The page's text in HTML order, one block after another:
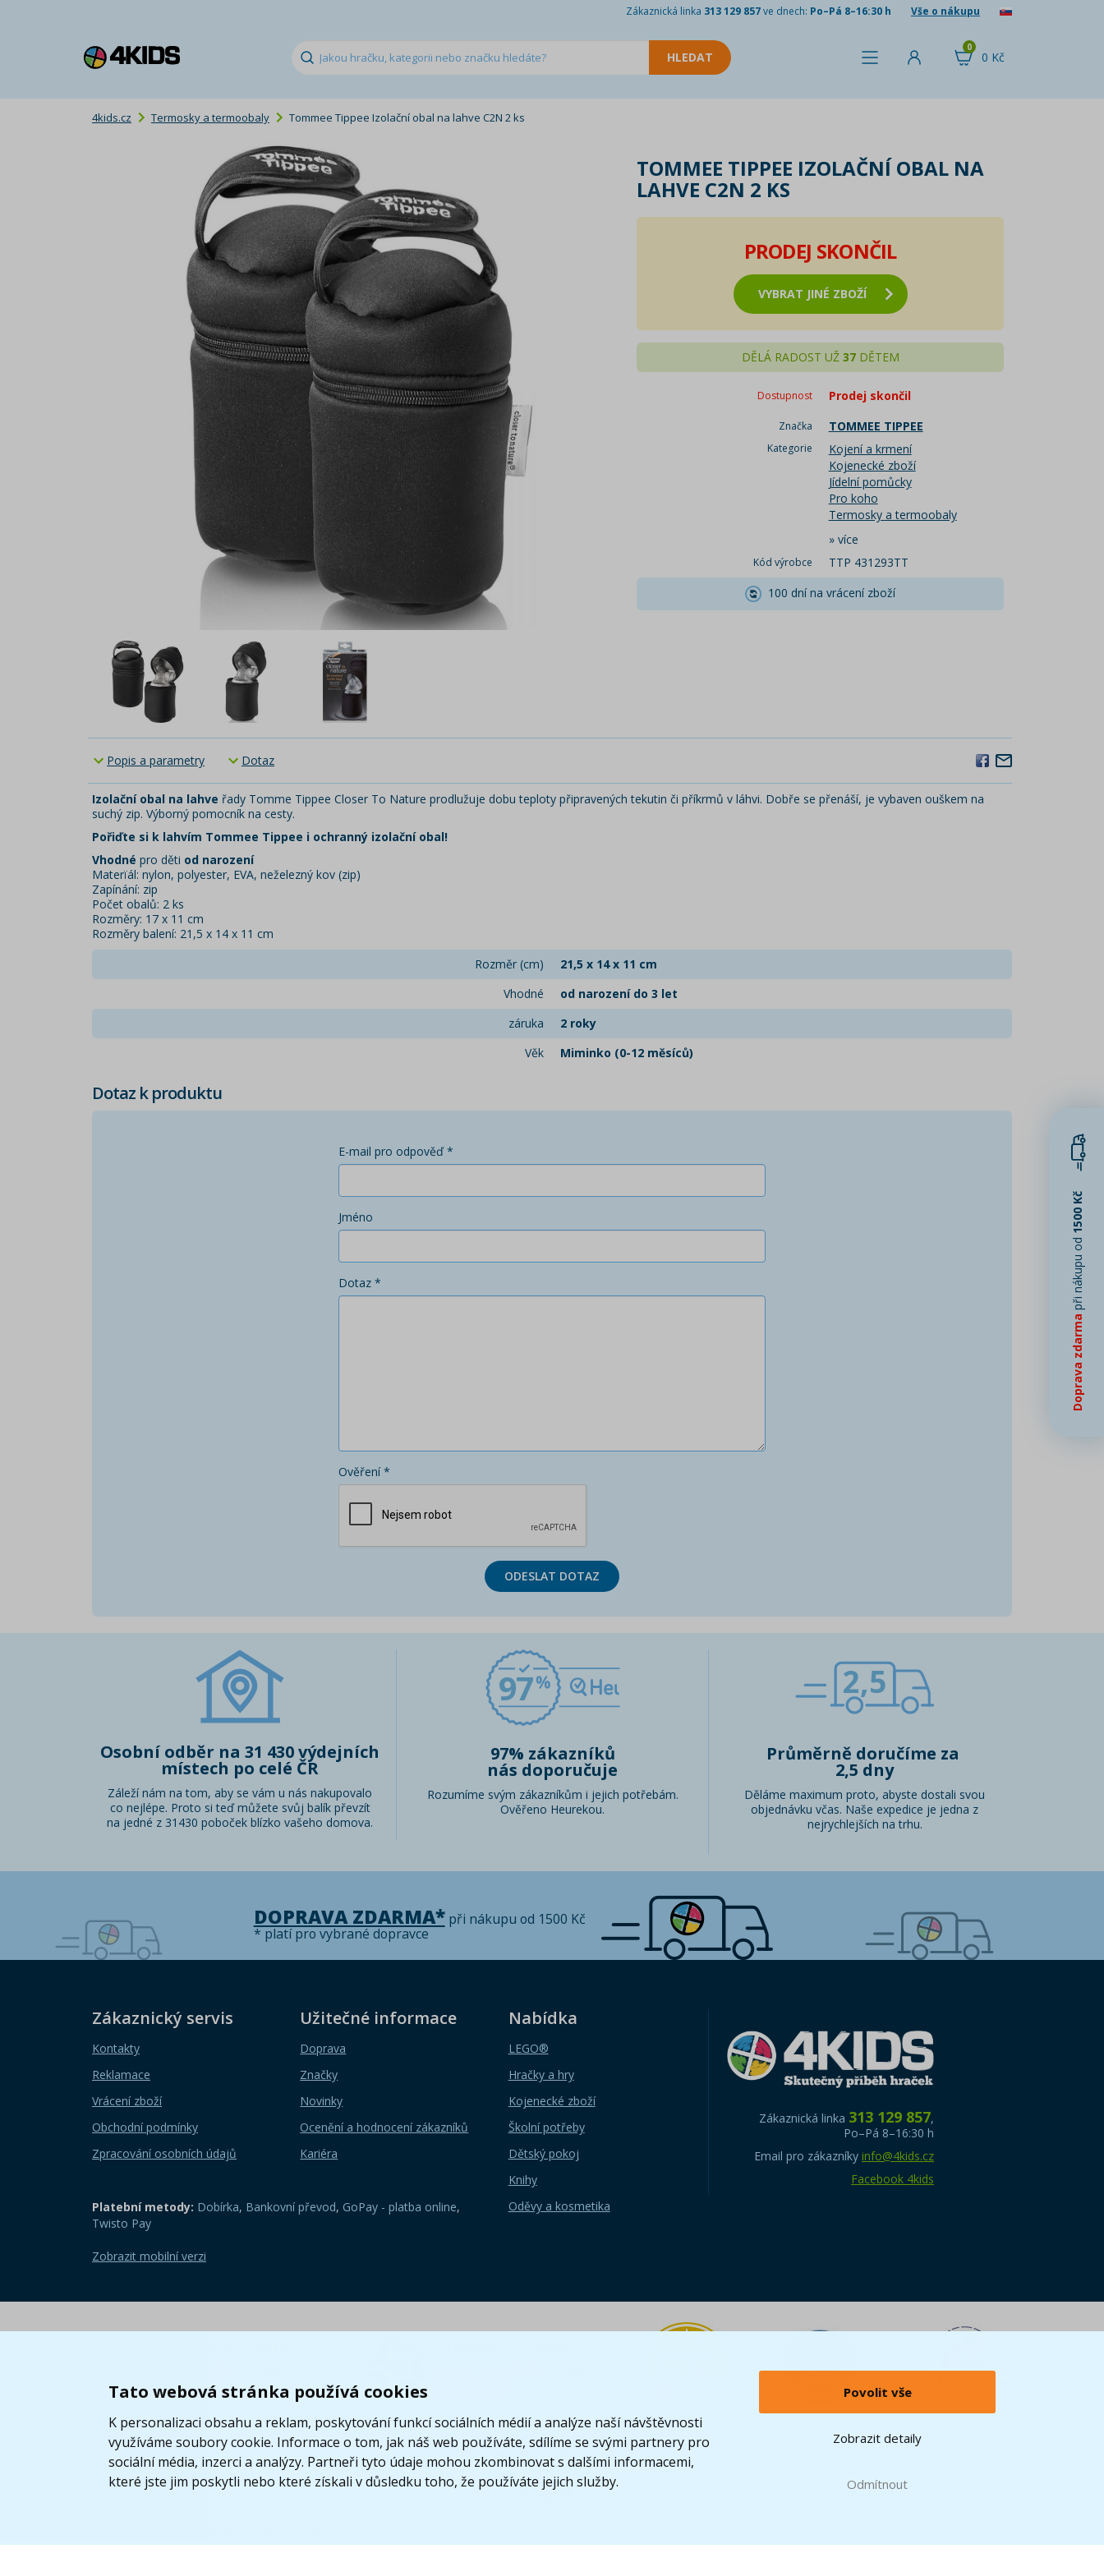
Tato webová stránka používá cookies
K personalizaci obsahu a reklam, poskytování funkcí sociálních médií a analýze naší návštěvnosti
využíváme soubory cookie. Informace o tom, jak náš web používáte, sdílíme se svými partnery pro
sociální média, inzerci a analýzy. Partneři tyto údaje mohou zkombinovat s dalšími informacemi,
které jste jim poskytli nebo které získali v důsledku toho, že používáte jejich služby.
Povolit vše
Zobrazit detaily
Odmítnout
Zákaznická linka 313 129 857ve dnech: Po–Pá 8–16:30 h Vše o nákupu
0 Kč
0
4kids.cz Termosky a termoobaly Tommee Tippee Izolační obal na lahve C2N 2 ks
TOMMEE TIPPEE IZOLAČNÍ OBAL NA
LAHVE C2N 2 KS
PRODEJ SKONČIL
VYBRAT JINÉ ZBOŽÍ
DĚLÁ RADOST UŽ 37DĚTEM
Dostupnost Prodej skončil
Značka TOMMEE TIPPEE
Kategorie
Kojení a krmení
Kojenecké zboží
Jídelní pomůcky
Pro koho
Termosky a termoobaly
» více
Kód výrobce
TTP 431293TT
100 dní na vrácení zboží
Popis a parametry Dotaz
Izolační obal na lahve řady Tomme Tippee Closer To Nature prodlužuje dobu teploty připravených tekutin či příkrmů v láhvi. Dobře se přenáší, je vybaven ouškem na
suchý zip. Výborný pomocník na cesty.
Pořiďte si k lahvím Tommee Tippee i ochranný izolační obal!
Vhodné pro děti od narození
Materïál: nylon, polyester, EVA, neželezný kov (zip)
Zapínání: zip
Počet obalů: 2 ks
Rozměry: 17 x 11 cm
Rozměry balení: 21,5 x 14 x 11 cm
Rozměr (cm)
21,5 x 14 x 11 cm
Vhodné
od narození do 3 let
záruka
2 roky
Věk
Miminko (0-12 měsíců)
Dotaz k produktu
E-mail pro odpověď *
Jméno
Dotaz *
Ověření *
ODESLAT DOTAZ
Osobní odběr na 31 430 výdejních
místech po celé ČR
Záleží nám na tom, aby se vám u nás nakupovalo
co nejlépe. Proto si teď můžete svůj balík převzít
na jedné z 31430 poboček blízko vašeho domova.
97
97% zákazníků
nás doporučuje
Rozumíme svým zákazníkům i jejich potřebám.
Ověřeno Heurekou.
2,5
Průměrně doručíme za
2,5 dny
Děláme maximum proto, abyste dostali svou
objednávku včas. Naše expedice je jedna z
nejrychlejších na trhu.
DOPRAVA ZDARMA*při nákupu od 1500 Kč
* platí pro vybrané dopravce
Zákaznický servis
Kontakty
Reklamace
Vrácení zboží
Obchodní podmínky
Zpracování osobních údajů
Užitečné informace
Doprava
Značky
Novinky
Ocenění a hodnocení zákazníků
Kariéra
Nabídka
LEGO®
Hračky a hry
Kojenecké zboží
Školní potřeby
Dětský pokoj
Knihy
Oděvy a kosmetika
Platební metody: Dobírka, Bankovní převod, GoPay - platba online,
Twisto Pay
Zobrazit mobilní verzi
Zákaznická linka 313 129 857,
Po–Pá 8–16:30 h
Email pro zákazníky info@4kids.cz
Facebook 4kids
Doprava zdarma
při nákupu od
1500 Kč